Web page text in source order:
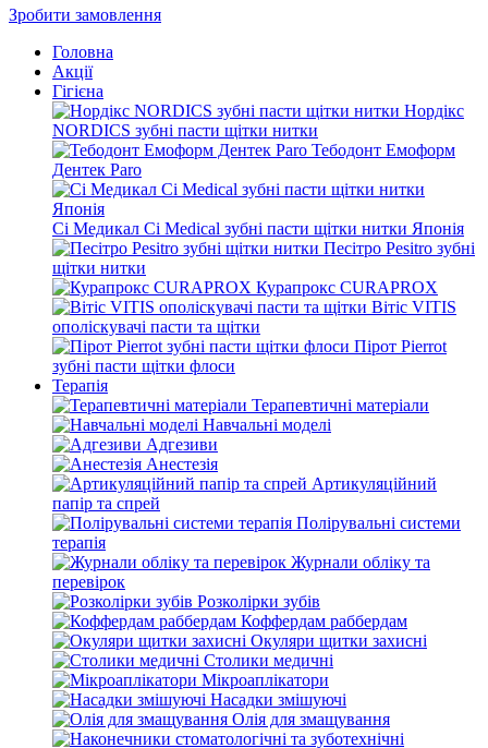
Зробити замовлення
Головна
Акції
Гігієна
Нордікс
NORDICS зубні пасти щітки нитки
Тебодонт Емоформ
Дентек Paro
Сі Медикал Ci Medical зубні пасти щітки нитки Японія
Песітро Pesitro зубні
щітки нитки
Курапрокс CURAPROX
Вітіс VITIS
ополіскувачі пасти та щітки
Пірот Pierrot
зубні пасти щітки флоси
Терапія
Терапевтичні матеріали
Навчальні моделі
Адгезиви
Анестезія
Артикуляційний
папір та спрей
Полірувальні системи
терапія
Журнали обліку та
перевірок
Розколірки зубів
Коффердам раббердам
Окуляри щитки захисні
Столики медичні
Мікроаплікатори
Насадки змішуючі
Олія для змащування